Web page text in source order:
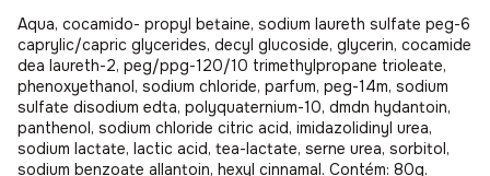
Aqua, cocamido- propyl betaine, sodium laureth sulfate peg-6
caprylic/capric glycerides, decyl glucoside, glycerin, cocamide
dea laureth-2, peg/ppg-120/10 trimethylpropane trioleate,
phenoxyethanol, sodium chloride, parfum, peg-14m, sodium
sulfate disodium edta, polyquaternium-10, dmdn hydantoin,
panthenol, sodium chloride citric acid, imidazolidinyl urea,
sodium lactate, lactic acid, tea-lactate, serne urea, sorbitol,
sodium benzoate allantoin, hexyl cinnamal. Contém: 80g.